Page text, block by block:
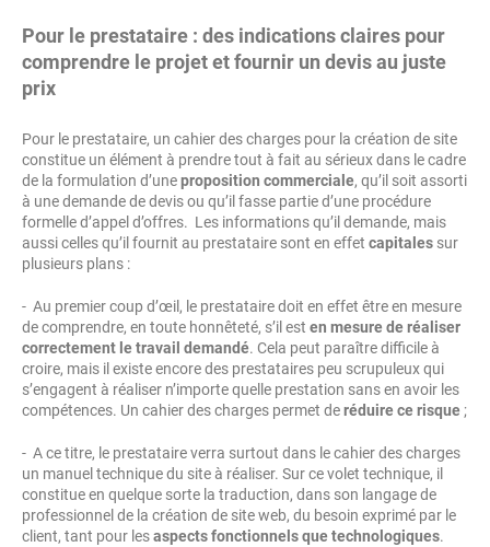
Pour le prestataire : des indications claires pour
comprendre le projet et fournir un devis au juste
prix
Pour le prestataire, un cahier des charges pour la création de site
constitue un élément à prendre tout à fait au sérieux dans le cadre
de la formulation d’uneproposition commerciale, qu’il soit assorti
à une demande de devis ou qu’il fasse partie d’une procédure
formelle d’appel d’offres. Les informations qu’il demande, mais
aussi celles qu’il fournit au prestataire sont en effet capitales sur
plusieurs plans :
- Au premier coup d’œil, le prestataire doit en effet être en mesure
de comprendre, en toute honnêteté, s’il est en mesure de réaliser
correctement le travail demandé. Cela peut paraître difficile à
croire, mais il existe encore des prestataires peu scrupuleux qui
s’engagent à réaliser n’importe quelle prestation sans en avoir les
compétences. Un cahier des charges permet deréduire ce risque ;
- A ce titre, le prestataire verra surtout dans le cahier des charges
un manuel technique du site à réaliser. Sur ce volet technique, il
constitue en quelque sorte la traduction, dans son langage de
professionnel de la création de site web, du besoin exprimé par le
client, tant pour lesaspects fonctionnels que technologiques.